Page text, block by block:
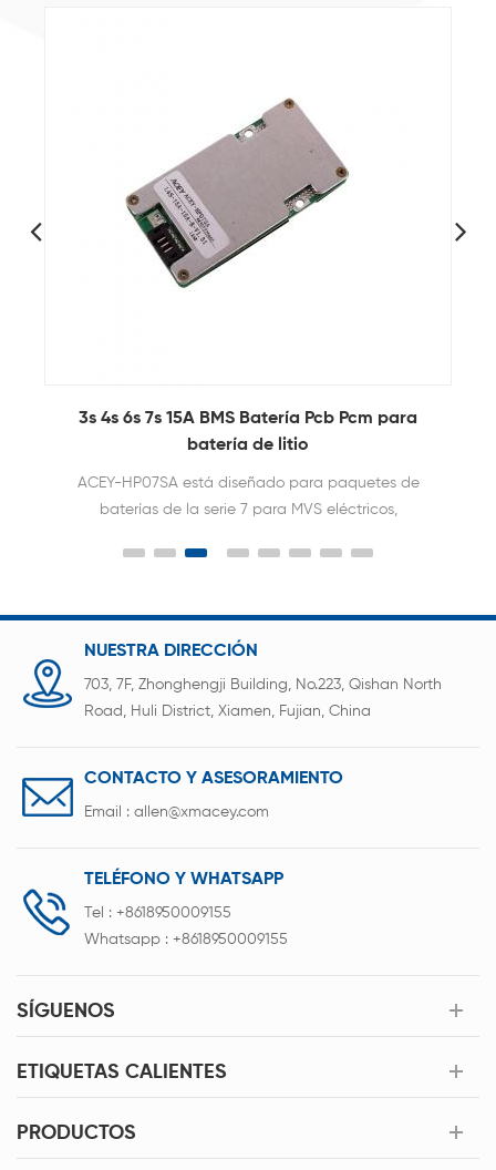
3s 4s 6s 7s 15A BMS Batería Pcb Pcm para
batería de litio
ACEY-HP07SA está diseñado para paquetes de
baterías de la serie 7 para MVS eléctricos,
de protección con gran capacidad de carga,
NUESTRA DIRECCIÓN
703, 7F, Zhonghengji Building, No.223, Qishan North
Road, Huli District, Xiamen, Fujian, China
CONTACTO Y ASESORAMIENTO
Email : allen@xmacey.com
TELÉFONO Y WHATSAPP
Tel : +8618950009155
Whatsapp : +8618950009155
SÍGUENOS
ETIQUETAS CALIENTES
PRODUCTOS